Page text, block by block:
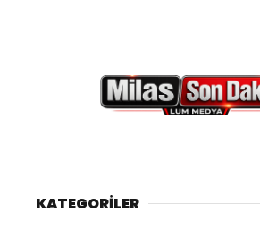
KATEGORİLER